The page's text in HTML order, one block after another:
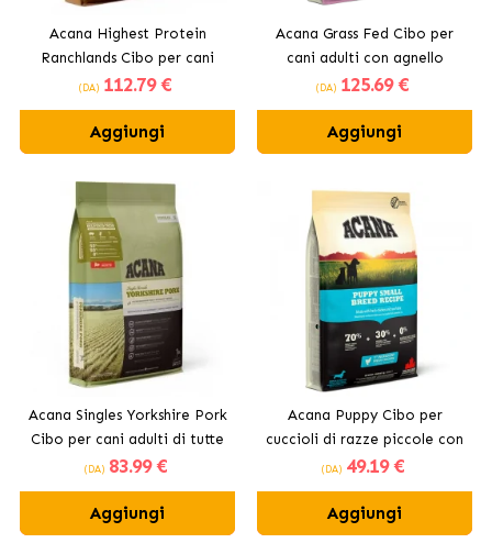
Acana Highest Protein
Ranchlands Cibo per cani
(DA) 112.79 €
Aggiungi
Acana Grass Fed Cibo per
cani adulti con agnello
(DA) 125.69 €
Aggiungi
Acana Singles Yorkshire Pork
Cibo per cani adulti di tutte
le taglie
(DA) 83.99 €
Aggiungi
Acana Puppy Cibo per
cuccioli di razze piccole con
pollo
(DA) 49.19 €
Aggiungi